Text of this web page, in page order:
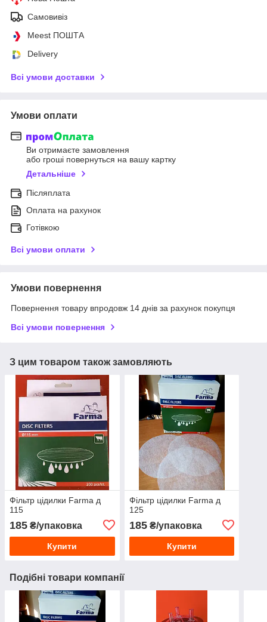
Самовивіз
Meest ПОШТА
Delivery
Всі умови доставки
Умови оплати
Ви отримаєте замовлення
або гроші повернуться на вашу картку
Детальніше
Післяплата
Оплата на рахунок
Готівкою
Всі умови оплати
Умови повернення
Повернення товару впродовж 14 днів за рахунок покупця
Всі умови повернення
З цим товаром також замовляють
Фільтр цідилки Farma д
115
185 ₴/упаковка
Купити
Фільтр цідилки Farma д
125
185₴/упаковка
Купити
Подібні товари компанії